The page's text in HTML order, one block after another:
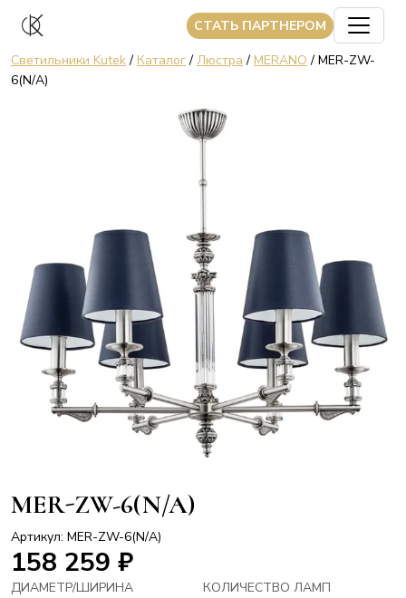
CТАТЬ ПАРТНЕРОМ
Светильники Kutek/ Каталог/ Люстра / MERANO / MER-ZW-
6(N/A)
MER-ZW-6(N/A)
Артикул: MER-ZW-6(N/A)
158 259 ₽
ДИАМЕТР/ШИРИНА
КОЛИЧЕСТВО ЛАМП